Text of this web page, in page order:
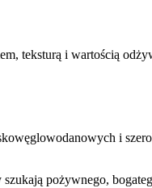
teksturą i wartością
i
pożywnego,